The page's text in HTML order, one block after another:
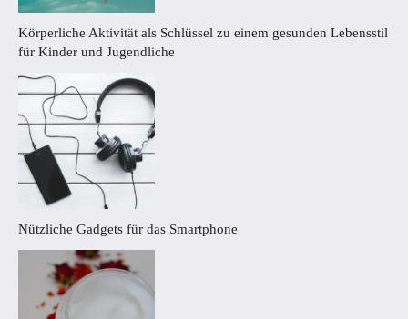
Körperliche Aktivität als Schlüssel zu einem gesunden Lebensstil
für Kinder und Jugendliche
Nützliche Gadgets für das Smartphone